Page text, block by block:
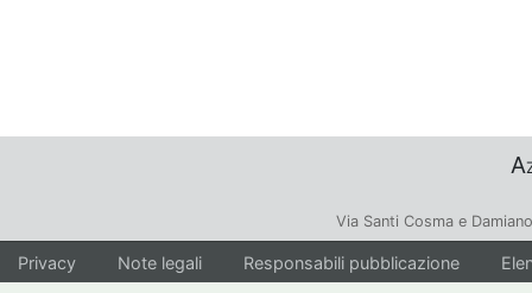
Via Santi Cosma e
Privacy Note legali Responsabili pubblicazione